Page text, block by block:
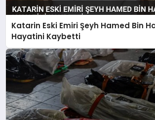
Katarin Eski Emiri Şeyh Hamed Bin
Hayatini Kaybetti